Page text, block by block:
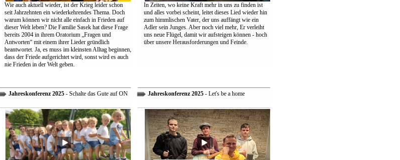
Wie auch aktuell wieder, ist der Krieg leider schon
seit Jahrzehnten ein wiederkehrendes Thema. Doch
warum können wir nicht alle einfach in Frieden auf
dieser Welt leben? Die Familie Sasek hat diese Frage
bereits 2004 in ihrem Oratorium „Fragen und
Antworten“ mit einem ihrer Lieder gründlich
beantwortet. Ja, es muss im kleinsten Alltag beginnen,
dass der Friede aufgerichtet wird, sonst wird es auch
nie Frieden in der Welt geben.
In Zeiten, wo keine Kraft mehr in uns zu finden ist
und alles vorbei scheint, leitet dieses Lied wieder hin
zum himmlischen Vater, der uns auffängt wie ein
Adler sein Junges. Aber noch viel mehr, Er verleiht
uns neue Flügel, damit wir aufsteigen können - hoch
über unsere Herausforderungen und Feinde.
Jahreskonferenz 2025- Schalte das Gute auf ON Jahreskonferenz 2025- Let's be a home